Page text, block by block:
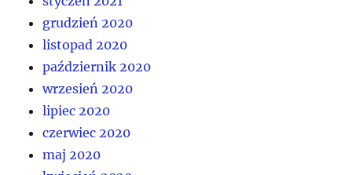
grudzień 2020
listopad 2020
październik 2020
wrzesień 2020
lipiec 2020
czerwiec 2020
maj 2020